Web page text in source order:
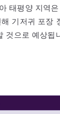
태평양 지역
기저귀 포장
것으로 예상됩